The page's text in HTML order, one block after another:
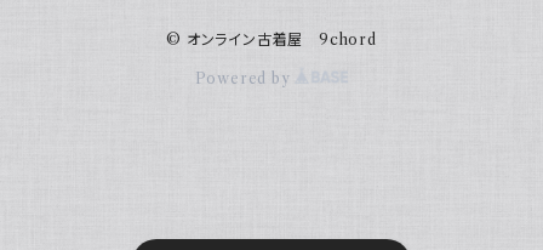
© オンライン古着屋 9chord
Powered by